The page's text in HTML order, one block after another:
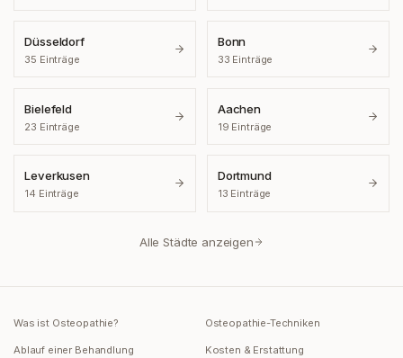
Düsseldorf
35 Einträge
Bonn
33 Einträge
Bielefeld
23 Einträge
Aachen
19 Einträge
Leverkusen
14 Einträge
Dortmund
13 Einträge
Alle Städte anzeigen
Was ist Osteopathie? Osteopathie-Techniken
Ablauf einer Behandlung Kosten & Erstattung